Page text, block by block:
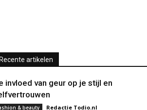
Recente artikelen
invloed van geur op je stijl en
& beauty Redactie Todio.nl